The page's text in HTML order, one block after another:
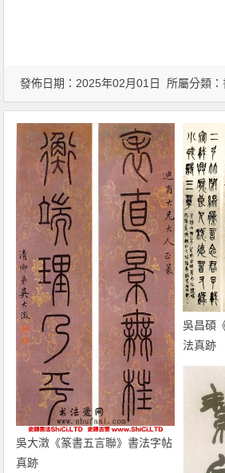
發佈日期：2025年02月01日 所屬分類：
吳大澂《篆書五言聯》書法字帖
真跡
吳昌碩
法真跡